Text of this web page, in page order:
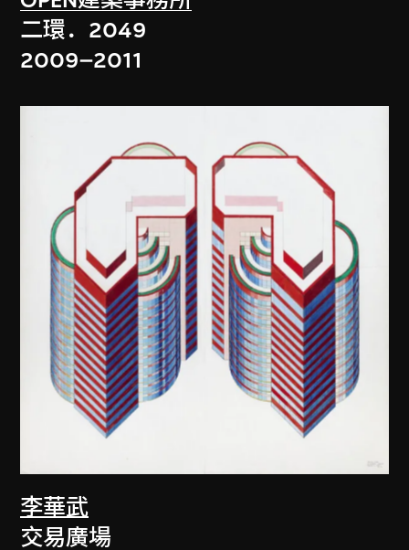
二環．2049
2009–2011
李華武
交易廣場